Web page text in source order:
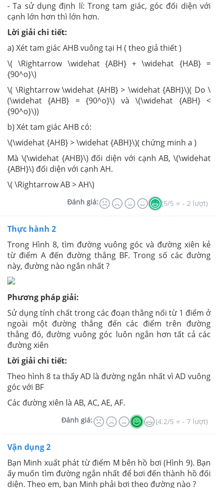
- Ta sử dụng định lí: Trong tam giác, góc đối diện với
cạnh lớn hơn thì lớn hơn.
Lời giải chi tiết:
a) Xét tam giác AHB vuông tại H ( theo giả thiết )
\( \Rightarrow \widehat {ABH} + \widehat {HAB} =
{90^o}\)
\( \Rightarrow \widehat {AHB} > \widehat {ABH}\)( Do \
(\widehat {AHB} = {90^o}\) và \(\widehat {ABH} <
{90^o}\))
b) Xét tam giác AHB có:
\(\widehat {AHB} > \widehat {ABH}\)( chứng minh a )
Mà \(\widehat {AHB}\) đối diện với cạnh AB, \(\widehat
{ABH}\) đối diện với cạnh AH.
\( \Rightarrow AB > AH\)
Đánh giá: (5/5 ⭐ - 2 lượt)
Thực hành 2
Trong Hình 8, tìm đường vuông góc và đường xiên kẻ
từ điểm A đến đường thẳng BF. Trong số các đường
này, đường nào ngắn nhất ?
Phương pháp giải:
Sử dụng tính chất trong các đoạn thẳng nối từ 1 điểm ở
ngoài một đường thẳng đến các điểm trên đường
thẳng đó, đường vuông góc luôn ngắn hơn tất cả các
đường xiên
Lời giải chi tiết:
Theo hình 8 ta thấy AD là đường ngắn nhất vì AD vuông
góc với BF
Các đường xiên là AB, AC, AE, AF.
Đánh giá: (4.2/5 ⭐ - 7 lượt)
Vận dụng 2
Bạn Minh xuất phát từ điểm M bên hồ bơi (Hình 9). Bạn
ấy muốn tìm đường ngắn nhất để bơi đến thành hồ đối
diện. Theo em, bạn Minh phải bơi theo đường nào ?